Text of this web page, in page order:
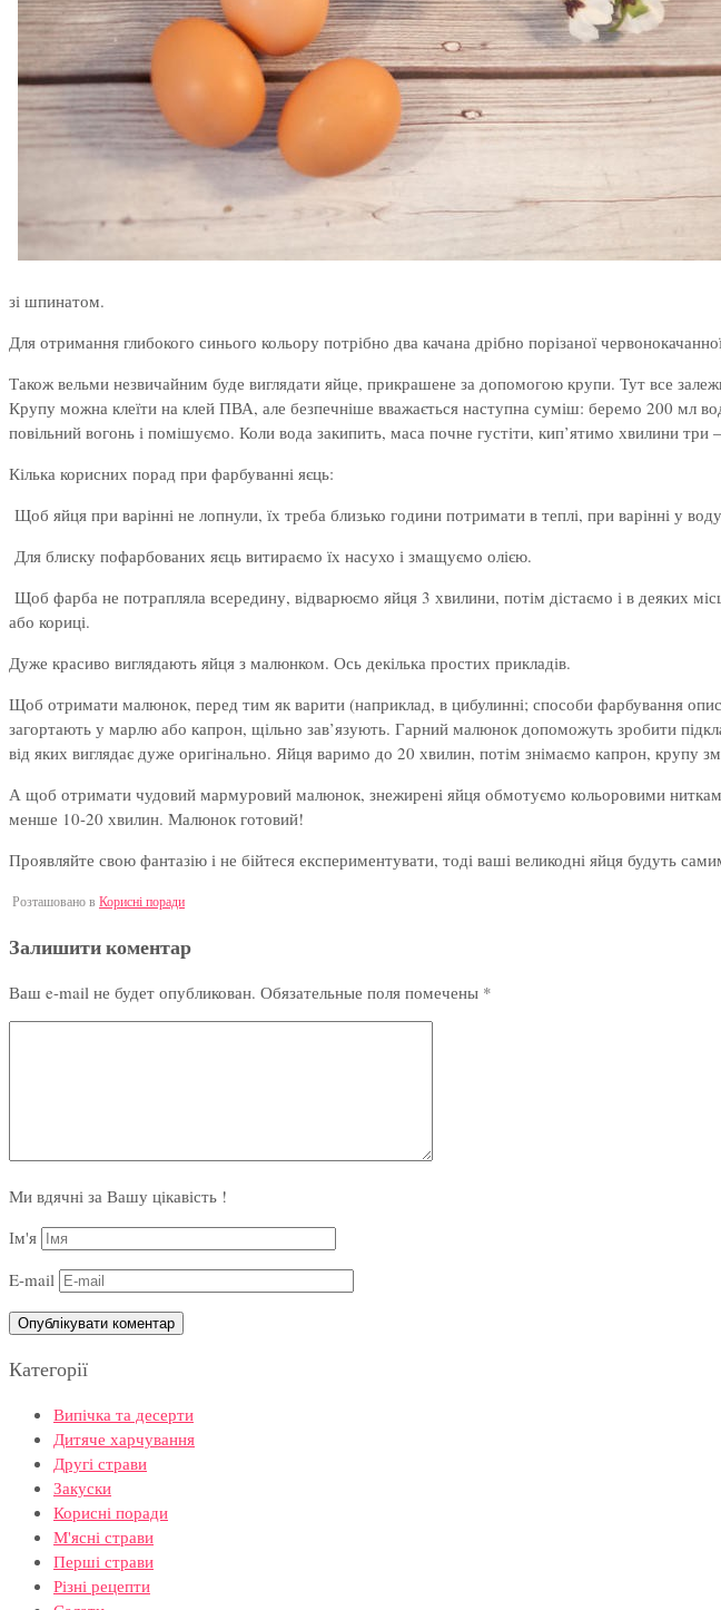
зі шпинатом.
Для отримання глибокого синього кольору потрібно два качана дрібно порізаної
Також вельми незвичайним буде виглядати яйце, прикрашене за допомогою крупи. Тут все
Крупу можна клеїти на клей ПВА, але безпечніше вважається наступна суміш: беремо 200 мл
повільний вогонь і помішуємо. Коли вода закипить, маса почне густіти, кип’ятимо хвилини
Кілька корисних порад при фарбуванні яєць:
Щоб яйця при варінні не лопнули, їх треба близько години потримати в теплі, при варінні у
Для блиску пофарбованих яєць витираємо їх насухо і змащуємо олією.
Щоб фарба не потрапляла всередину, відварюємо яйця 3 хвилини, потім дістаємо і в деяких
або кориці.
Дуже красиво виглядають яйця з малюнком. Ось декілька простих прикладів.
Щоб отримати малюнок, перед тим як варити (наприклад, в цибулинні; способи фарбування
загортають у марлю або капрон, щільно зав’язують. Гарний малюнок допоможуть зробити
від яких виглядає дуже оригінально. Яйця варимо до 20 хвилин, потім знімаємо капрон,
А щоб отримати чудовий мармуровий малюнок, знежирені яйця обмотуємо кольоровими
менше 10-20 хвилин. Малюнок готовий!
Проявляйте свою фантазію і не бійтеся експериментувати, тоді ваші великодні яйця будуть
Розташовано в Корисні поради
Залишити коментар
Ваш e-mail не будет опубликован. Обязательные поля помечены *
Ми вдячні за Вашу цікавість !
Ім'я
E-mail
Категорії
Випічка та десерти
Дитяче харчування
Другі страви
Закуски
Корисні поради
М'ясні страви
Перші страви
Різні рецепти